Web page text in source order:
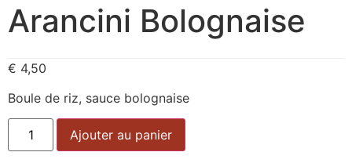
Arancini Bolognaise
€ 4,50
Boule de riz, sauce bolognaise
Ajouter au panier